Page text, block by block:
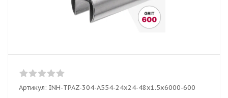
Артикул: INH-TPAZ-304-A554-24x24-48x1.5x6000-600